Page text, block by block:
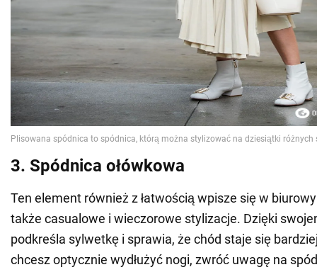
3. Spódnica ołówkowa
Ten element również z łatwością wpisze się w
także casualowe i wieczorowe stylizacje. Dzięki
podkreśla sylwetkę i sprawia, że chód staje się
chcesz optycznie wydłużyć nogi, zwróć uwagę na